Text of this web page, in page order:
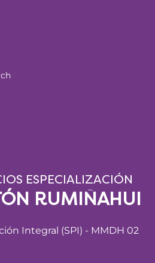
ESPECIALIZACIÓN
RUMIÑAHUI
Integral (SPI) - MMDH 02